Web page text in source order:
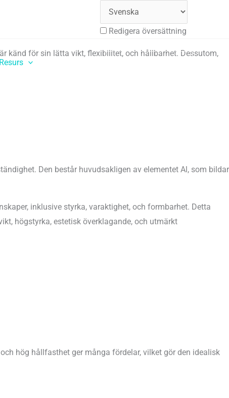
Redigera översättning
Resurs
känd för sin lätta vikt, flexibilitet, och hållbarhet. Dessutom,
Den består huvudsakligen av elementet Al, som bildar
inklusive styrka, varaktighet, och formbarhet. Detta
högstyrka, estetisk överklagande, och utmärkt
hög hållfasthet ger många fördelar, vilket gör den idealisk